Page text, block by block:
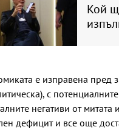
Кой
е изправена пред
с
негативи от
дефицит и все още